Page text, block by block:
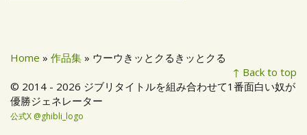
Home » 作品集 » ウーウきッとクるきッとクる
↑ Back to top
© 2014 - 2026 ジブリタイトルを組み合わせて1番面白い奴が
優勝ジェネレーター
公式X @ghibli_logo